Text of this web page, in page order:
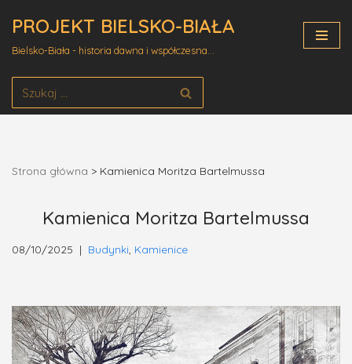
treści
PROJEKT BIELSKO-BIAŁA
Bielsko-Biała - historia dawna i współczesna...
Strona główna > Kamienica Moritza Bartelmussa
Kamienica Moritza Bartelmussa
08/10/2025 Budynki Kamienice